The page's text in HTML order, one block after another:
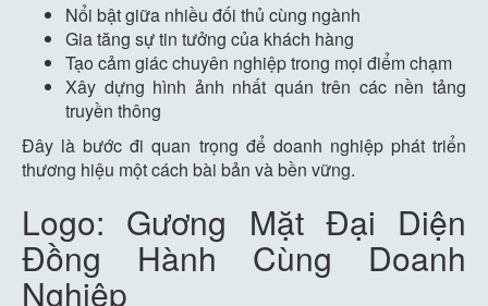
Nổi bật giữa nhiều đối thủ cùng ngành
Gia tăng sự tin tưởng của khách hàng
Tạo cảm giác chuyên nghiệp trong mọi điểm chạm
Xây dựng hình ảnh nhất quán trên các nền tảng
truyền thông
Đây là bước đi quan trọng để doanh nghiệp phát triển
thương hiệu một cách bài bản và bền vững.
Logo: Gương Mặt Đại Diện
Đồng Hành Cùng Doanh
Nghiệp